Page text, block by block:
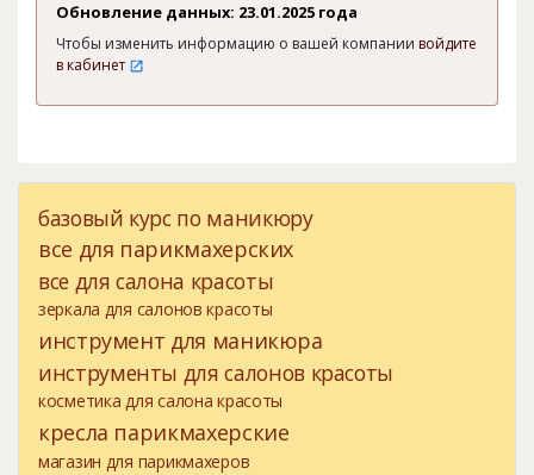
Обновление данных: 23.01.2025 года
Чтобы изменить информацию о вашей компании войдите
в кабинет
базовый курс по маникюру
все для парикмахерских
все для салона красоты
зеркала для салонов красоты
инструмент для маникюра
инструменты для салонов красоты
косметика для салона красоты
кресла парикмахерские
магазин для парикмахеров